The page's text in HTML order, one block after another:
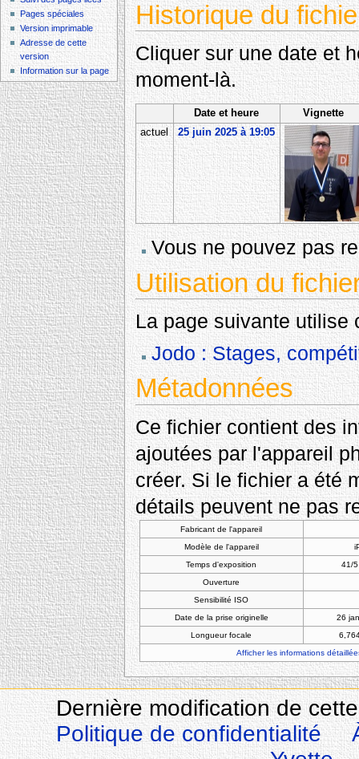
Historique du
Cliquer sur une date et
moment-là.
Date et heure
Vignette
actuel
25 juin 2025 à 19:05
Vous ne pouvez pas
Utilisation du
La page suivante utilise
Jodo : Stages,
Métadonnées
Ce fichier contient des
ajoutées par l'appareil
créer. Si le fichier a été
détails peuvent ne pas
Fabricant de l'appareil
Modèle de l'appareil
Temps d'exposition
41/
Ouverture
Sensibilité ISO
Date de la prise originelle
26
Longueur focale
Afficher les informations
Pages spéciales
Version imprimable
Adresse de cette
version
Information sur la page
Dernière modification de
Politique de confidentialité